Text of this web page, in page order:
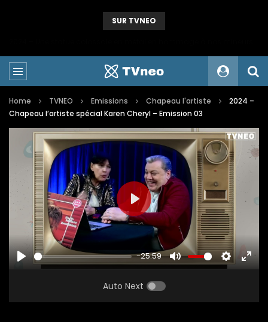
SUR TVNEO
Home TVNEO Emissions Chapeau l'artiste
2024 –
Chapeau l’artiste spécial Karen Cheryl – Emission 03
PLAY
-25:59
MUTE SETTINGS
PLAY
Auto Next